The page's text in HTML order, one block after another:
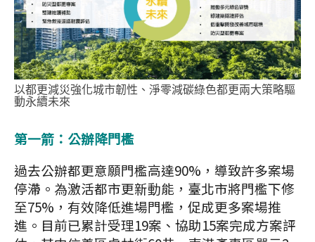
以都更減災強化城市韌性、淨零減碳綠色都更兩大策略驅
動永續未來
第一箭：公辦降門檻
過去公辦都更意願門檻高達90%，導致許多案場
停滯。為激活都市更新動能，臺北市將門檻下修
至75%，有效降低進場門檻，促成更多案場推
進。目前已累計受理19案、協助15案完成方案評